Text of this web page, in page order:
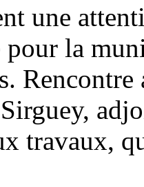
une
pour la
Rencontre
travaux,